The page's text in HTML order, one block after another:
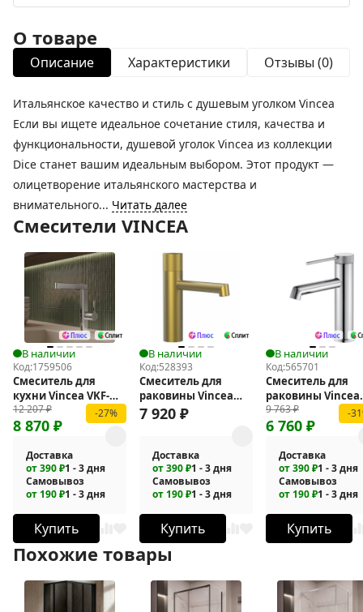
О товаре
Описание Характеристики Отзывы (0)
Итальянское качество и стиль с душевым уголком Vincea
Если вы ищете идеальное сочетание стиля, качества и
функциональности, душевой уголок Vincea из коллекции
Dice станет вашим идеальным выбором. Этот продукт —
олицетворение итальянского мастерства и
внимательного... Читать далее
Смесители VINCEA
В наличии
Код:1759506
Смеситель для
кухни Vincea VKF-
22CH
12 207₽
8 870 ₽
-27%
Доставка
от 390 ₽1 - 3 дня
Самовывоз
от 190 ₽1 - 3 дня
Купить
В наличии
Код:528393
Смеситель для
раковины Vincea
Desire VBF-1D3BG
7 920 ₽
Доставка
от 390 ₽1 - 3 дня
Самовывоз
от 190 ₽1 - 3 дня
Купить
В наличии
Код:565701
Смеситель для
раковины Vincea
Rim VBF-2RM1CH
9 763₽
6 760 ₽
-
Доставка
от 390 ₽1 - 3 дня
Самовывоз
от 190 ₽1 - 3 дня
Купить
Похожие товары